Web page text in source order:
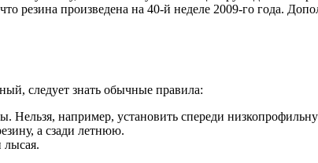
резина произведена на 40-й неделе 2009-го года.
следует знать обычные правила:
например, установить спереди
а сзади летнюю.
лысая.